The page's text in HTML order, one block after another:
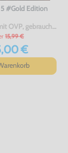
#Gold Edition
DE Version, mit OVP, gebraucht, USK18
15,99 €
€